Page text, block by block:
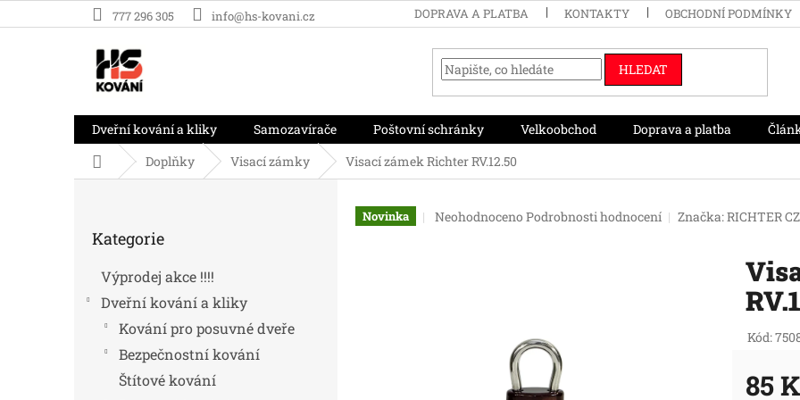
na
777 296 305 info@hs-kovani.cz DOPRAVA A PLATBA KONTAKTY OBCHODNÍ PODMÍNKY
HLEDAT
Dveřní kování a kliky Samozavírače Poštovní schránky Velkoobchod Doprava a platba
Domů Doplňky Visací zámky Visací zámek Richter RV.12.50
kategorie
Kategorie
Výprodej akce !!!!
Dveřní kování a kliky
Kování pro posuvné dveře
Bezpečnostní kování
Štítové kování
Novinka
Průměrné
Neohodnoceno Podrobnosti hodnocení Značka:RICHTER
Kód:
85